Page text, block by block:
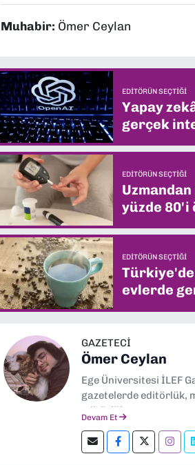
Muhabir: Ömer Ceylan
EDITÖRÜN SEÇTIĞI
Yapay
gerçek
EDITÖRÜN SEÇTIĞI
yüzde
EDITÖRÜN SEÇTIĞI
Türkiye'de
evlerde
GAZETECİ
Ömer Ceylan
Ege Üniversitesi İLEF
gazetelerde editörlük,
editörlük yapıyorum.
Devam Et